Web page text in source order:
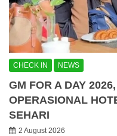
CHECK IN NEWS
GM FOR A DAY
OPERASIONAL
SEHARI
2 August 2026